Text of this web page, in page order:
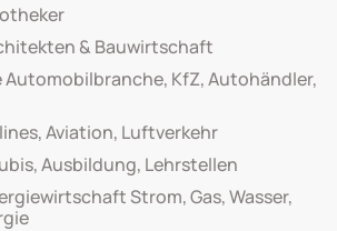
& Bauwirtschaft
KfZ, Autohändler,
Aviation, Luftverkehr
Ausbildung, Lehrstellen
Strom, Gas, Wasser,